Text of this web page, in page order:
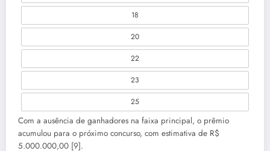
18
20
22
23
25
Com a ausência de ganhadores na faixa principal, o prêmio
acumulou para o próximo concurso, com estimativa de R$
5.000.000,00 [9].